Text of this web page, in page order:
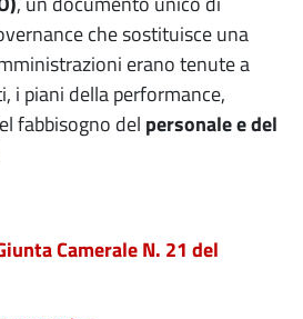
che sostituisce una
erano tenute a
i piani della performance,
fabbisogno del personale e del
Camerale N. 21 del